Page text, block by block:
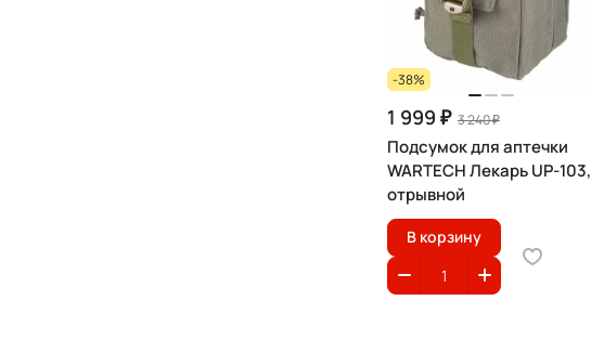
-38%
1 999 ₽ 3 240 ₽
Подсумок для аптечки
WARTECH Лекарь UP-103,
отрывной
В корзину